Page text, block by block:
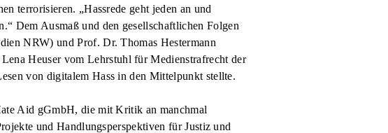
terrorisieren. „Hassrede geht jeden an und
Dem Ausmaß und den gesellschaftlichen Folgen
NRW) und Prof. Dr. Thomas Hestermann
Heuser vom Lehrstuhl für Medienstrafrecht der
von digitalem Hass in den Mittelpunkt stellte.
Aid gGmbH, die mit Kritik an manchmal
und Handlungsperspektiven für Justiz und